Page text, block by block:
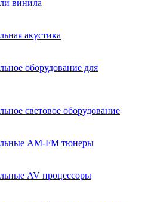
винила
акустика
оборудование для
световое оборудование
AM-FM тюнеры
AV процессоры